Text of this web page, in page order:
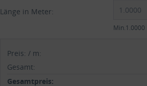
Länge in Meter:
Min.1.0000
Preis: / m:
Gesamt:
Gesamtpreis: